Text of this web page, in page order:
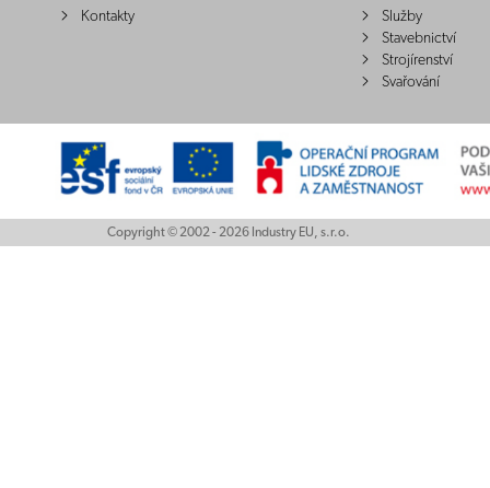
Kontakty
Služby
Stavebnictví
Strojírenství
Svařování
Copyright © 2002 - 2026 Industry EU, s.r.o.